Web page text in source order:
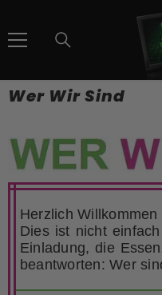
Wer Wir Sind
Herzlich Willkommen
Dies ist nicht
Einladung, die
beantworten: Wer